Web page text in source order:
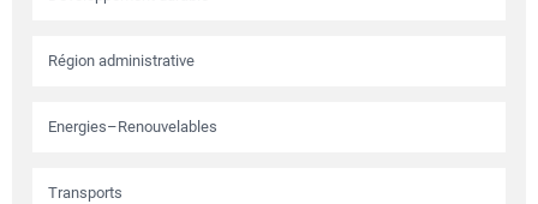
Région administrative
Energies–Renouvelables
Transports